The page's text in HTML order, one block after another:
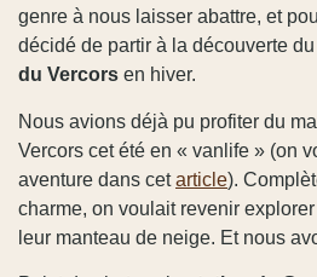
genre à nous laisser abattre, et
décidé de partir à la découverte du
du Vercors en hiver.
Nous avions déjà pu profiter du
Vercors cet été en « vanlife » (on
aventure dans cetarticle).
charme, on voulait revenir
leur manteau de neige. Et nous